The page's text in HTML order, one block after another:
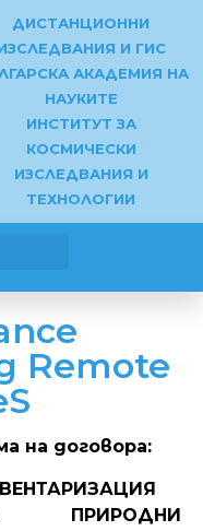
ДИСТАНЦИОННИ
И ГИС
АКАДЕМИЯ НА
НАУКИТЕ
ИНСТИТУТ ЗА
КОСМИЧЕСКИ
ИЗСЛЕДВАНИЯ И
ТЕХНОЛОГИИ
Remote
на договора:
ПРИРОДНИ